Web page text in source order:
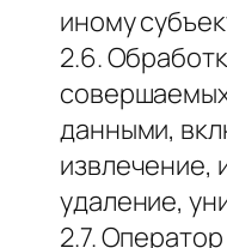
иному
2.6.
данными,
извлечение,
удаление,
2.7.